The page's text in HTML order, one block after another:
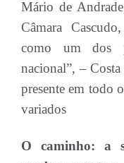
Mário de
Câmara
como um dos
nacional”, –
presente em todo
variados
O caminho: a